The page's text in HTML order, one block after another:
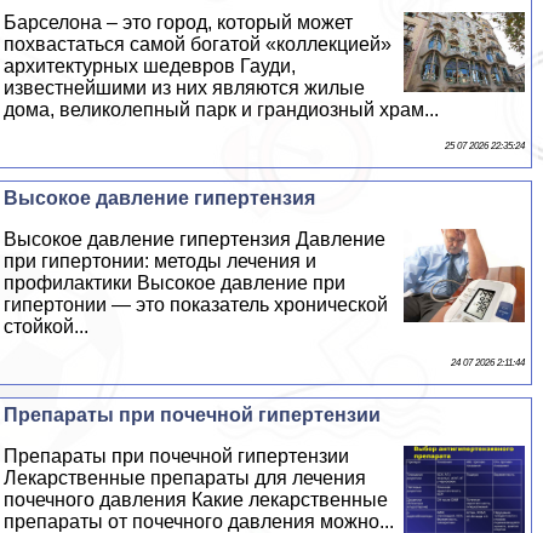
Барселона – это город, который может
похвастаться самой богатой «коллекцией»
архитектурных шедевров Гауди,
известнейшими из них являются жилые
дома, великолепный парк и грандиозный храм...
25 07 2026 22:35:24
Высокое давление гипертензия
Высокое давление гипертензия Давление
при гипертонии: методы лечения и
профилактики Высокое давление при
гипертонии — это показатель хронической
стойкой...
24 07 2026 2:11:44
Препараты при почечной гипертензии
Препараты при почечной гипертензии
Лекарственные препараты для лечения
почечного давления Какие лекарственные
препараты от почечного давления можно...